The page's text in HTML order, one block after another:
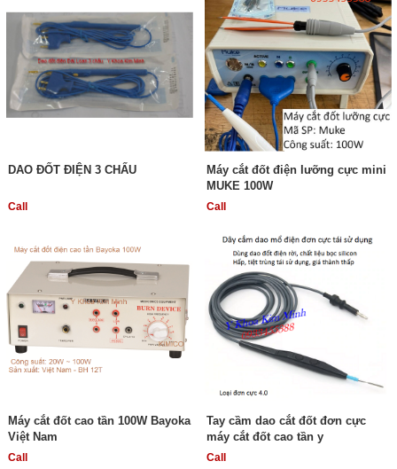
DAO ĐỐT ĐIỆN 3 CHẤU
Call
Máy cắt đốt điện lưỡng cực mini
MUKE 100W
Call
Máy cắt đốt cao tần 100W Bayoka
Việt Nam
Call
Tay cầm dao cắt đốt đơn cực
máy cắt đốt cao tần y
Call